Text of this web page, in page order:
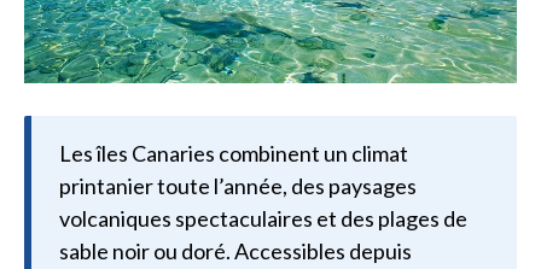
Les îles Canaries combinent un climat
printanier toute l’année, des paysages
volcaniques spectaculaires et des plages de
sable noir ou doré. Accessibles depuis